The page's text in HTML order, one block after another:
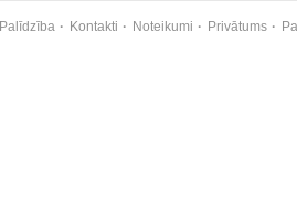
Palīdzība Kontakti Noteikumi Privātums